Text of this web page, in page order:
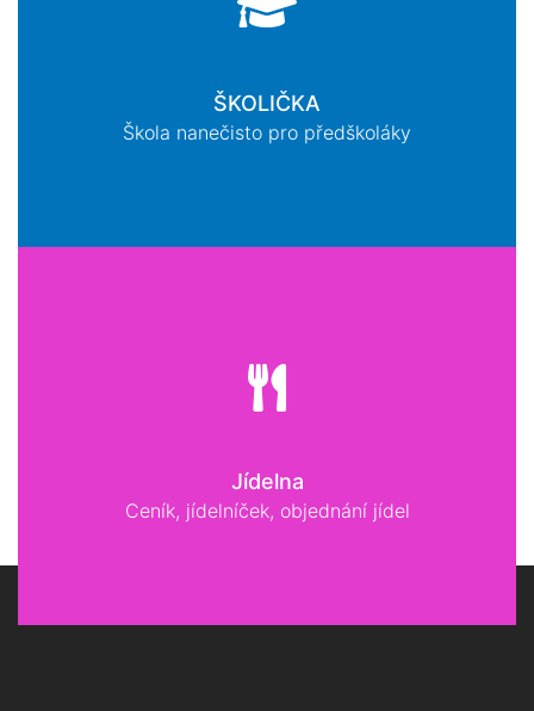
ŠKOLIČKA
Škola nanečisto pro předškoláky
Jídelna
Ceník, jídelníček, objednání jídel